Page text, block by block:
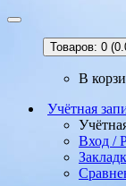
Товаров: 0
В
Учётная
Вход /